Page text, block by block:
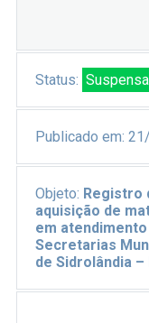
Status: Suspensa
Publicado em:
Objeto: Registro
aquisição de
em
Secretarias
de Sidrolândia –